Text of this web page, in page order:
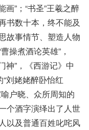
画”；“书圣”王羲之醉
书数十本，终不能及
故事情节、塑造人物
操煮酒论英雄”，
神”，《西游记》中
刘姥姥醉卧怡红
户晓、众所周知的
个酒字演绎出了人世
以及普通百姓叱咤风